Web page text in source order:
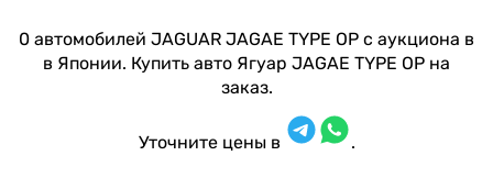
0 автомобилей JAGUAR JAGAE TYPE OP с аукциона в
в Японии. Купить авто Ягуар JAGAE TYPE OP на
заказ.
Уточните цены в .